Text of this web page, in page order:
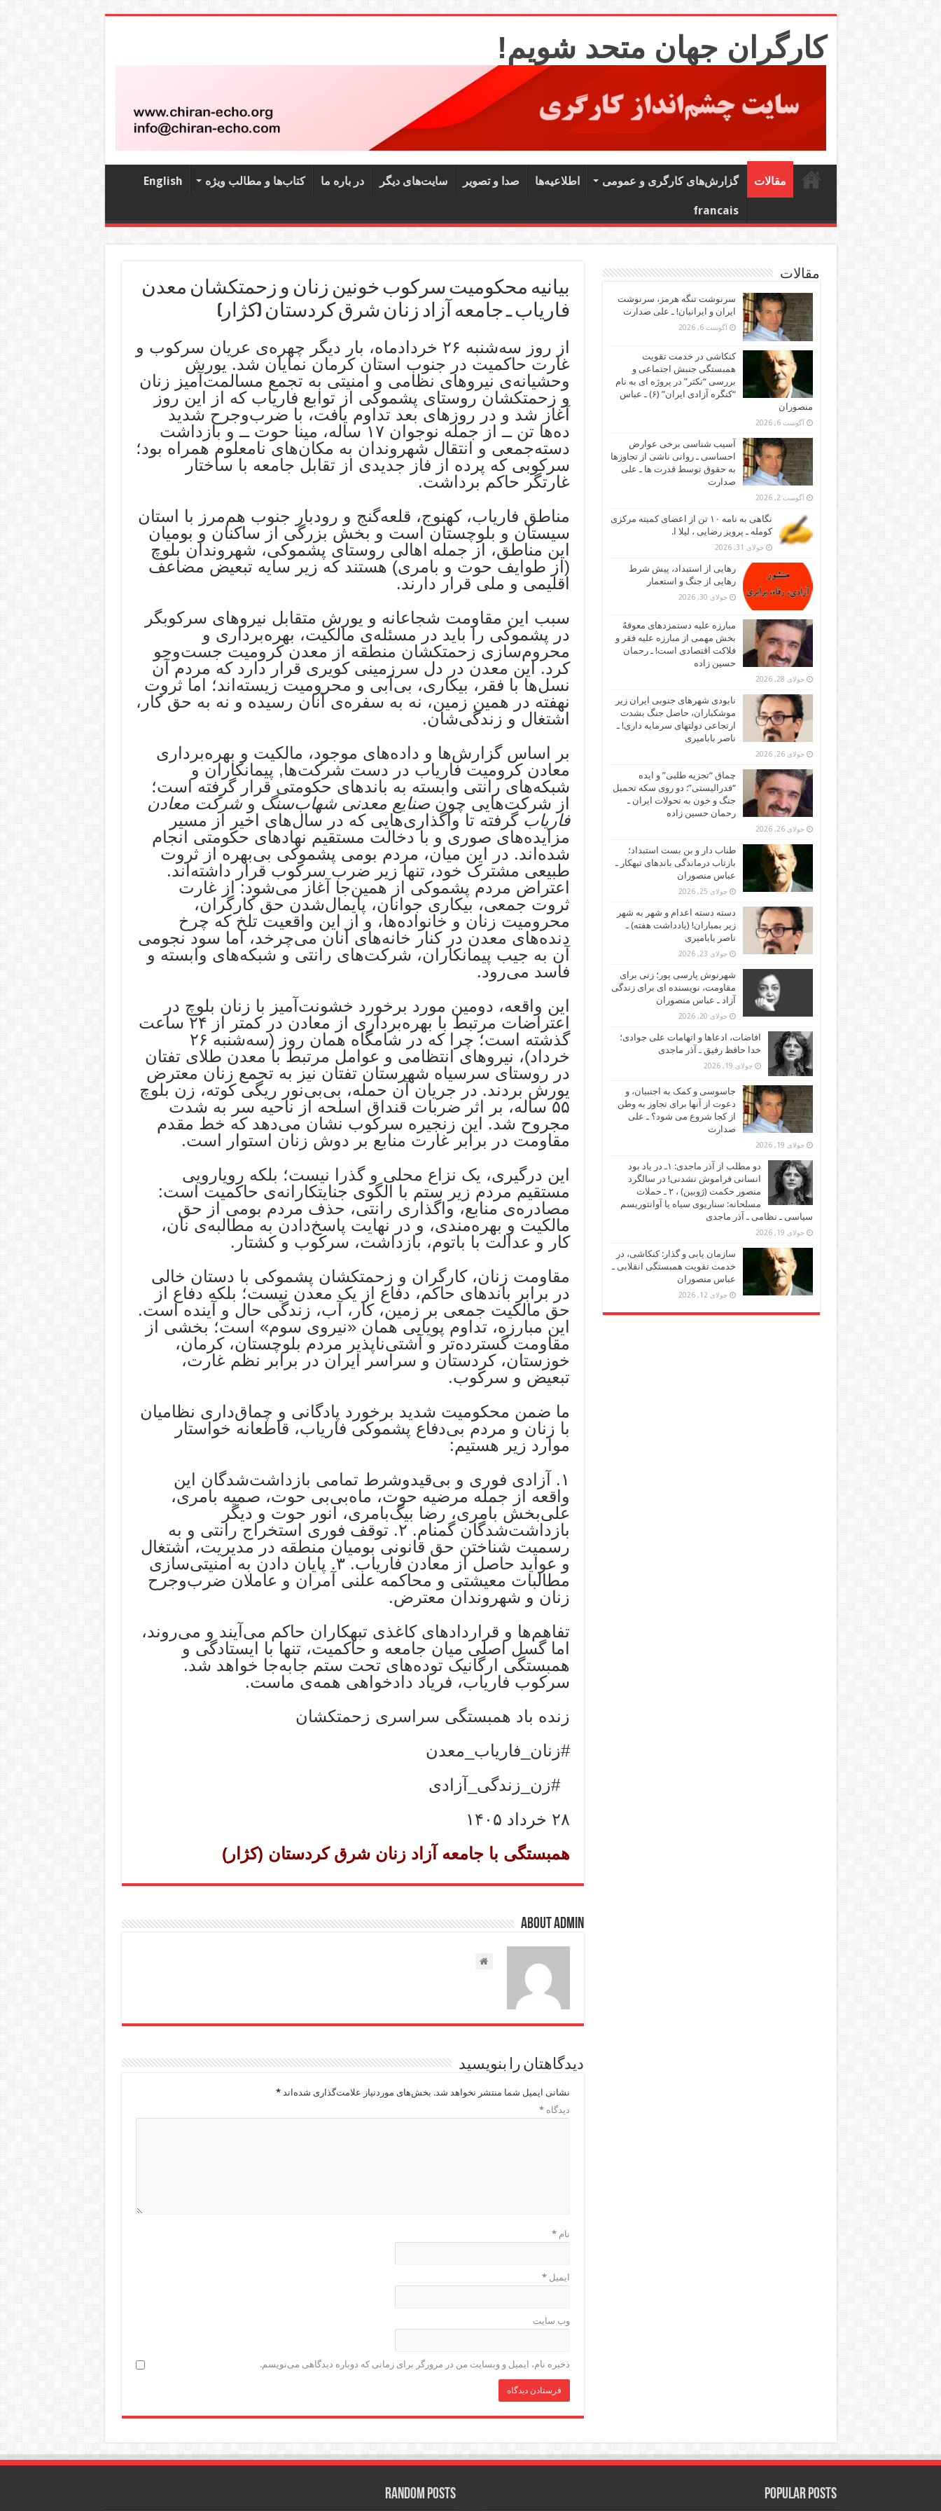
کارگران جهان متحد شویم!
مقالات گزارش‌های کارگری و عمومی اطلاعیه‌ها صدا و تصویر سایت‌های دیگر در باره ما کتاب‌‌ها و مطالب ویژه English
francais
بیانیه محکومیت سرکوب خونین زنان و زحمتکشان معدن
فاریاب ـ جامعه آزاد زنان شرق کردستان (کژار)
از روز سه‌شنبه ۲۶ خردادماه، بار دیگر چهره‌ی عریان سرکوب و
غارت حاکمیت در جنوب استان کرمان نمایان شد. یورش
وحشیانه‌ی نیروهای نظامی و امنیتی به تجمع مسالمت‌آمیز زنان
و زحمتکشان روستای پشموکی از توابع فاریاب که از این روز
آغاز شد و در روزهای بعد تداوم یافت، با ضرب‌وجرح شدید
ده‌ها تن ــ از جمله نوجوان ۱۷ ساله، مینا حوت ــ و بازداشت
دسته‌جمعی و انتقال شهروندان به مکان‌های نامعلوم همراه بود؛
سرکوبی که پرده از فاز جدیدی از تقابل جامعه با ساختار
غارتگر حاکم برداشت.
مناطق فاریاب، کهنوج، قلعه‌گنج و رودبار جنوب هم‌مرز با استان
سیستان و بلوچستان است و بخش بزرگی از ساکنان و بومیان
این مناطق، از جمله اهالی روستای پشموکی، شهروندان بلوچ
(از طوایف حوت و بامری) هستند که زیر سایه تبعیض مضاعف
اقلیمی و ملی قرار دارند.
سبب این مقاومت شجاعانه و یورش متقابل نیروهای سرکوبگر
در پشموکی را باید در مسئله‌ی مالکیت، بهره‌برداری و
محروم‌سازی زحمتکشان منطقه از معدن کرومیت جست‌وجو
کرد. این معدن در دل سرزمینی کویری قرار دارد که مردم آن
نسل‌ها با فقر، بیکاری، بی‌آبی و محرومیت زیسته‌اند؛ اما ثروت
نهفته در همین زمین، نه به سفره‌ی آنان رسیده و نه به حق کار،
اشتغال و زندگی‌شان.
بر اساس گزارش‌ها و داده‌های موجود، مالکیت و بهره‌برداری
معادن کرومیت فاریاب در دست شرکت‌ها, پیمانکاران و
شبکه‌های رانتی وابسته به باندهای حکومتی قرار گرفته است؛
از شرکت‌هایی چونصنایع معدنی شهاب‌سنگ وشرکت معادن
فاریاب گرفته تا واگذاری‌هایی که در سال‌های اخیر از مسیر
مزایده‌های صوری و با دخالت مستقیم نهادهای حکومتی انجام
شده‌اند. در این میان، مردم بومی پشموکی بی‌بهره از ثروت
طبیعی مشترک خود، تنها زیر ضرب سرکوب قرار داشته‌اند.
اعتراض مردم پشموکی از همین‌جا آغاز می‌شود: از غارت
ثروت جمعی، بیکاری جوانان، پایمال‌شدن حق کارگران،
محرومیت زنان و خانواده‌ها، و از این واقعیت تلخ که چرخ
دنده‌های معدن در کنار خانه‌های آنان می‌چرخد، اما سود نجومی
آن به جیب پیمانکاران، شرکت‌های رانتی و شبکه‌های وابسته و
فاسد می‌رود.
این واقعه، دومین مورد برخورد خشونت‌آمیز با زنان بلوچ در
اعتراضات مرتبط با بهره‌برداری از معادن در کمتر از ۲۴ ساعت
گذشته است؛ چرا که در شامگاه همان روز (سه‌شنبه ۲۶
خرداد)، نیروهای انتظامی و عوامل مرتبط با معدن طلای تفتان
در روستای سرسیاه شهرستان تفتان نیز به تجمع زنان معترض
یورش بردند. در جریان آن حمله، بی‌بی‌نور ریگی کوته، زن بلوچ
۵۵ ساله، بر اثر ضربات قنداق اسلحه از ناحیه سر به شدت
مجروح شد. این زنجیره سرکوب نشان می‌دهد که خط مقدم
مقاومت در برابر غارت منابع بر دوش زنان استوار است.
این درگیری، یک نزاع محلی و گذرا نیست؛ بلکه رویارویی
مستقیم مردم زیر ستم با الگوی جنایتکارانه‌ی حاکمیت است:
مصادره‌ی منابع، واگذاری رانتی، حذف مردم بومی از حق
مالکیت و بهره‌مندی، و در نهایت پاسخ‌دادن به مطالبه‌ی نان،
کار و عدالت با باتوم، بازداشت، سرکوب و کشتار.
مقاومت زنان، کارگران و زحمتکشان پشموکی با دستان خالی
در برابر باندهای حاکم، دفاع از یک معدن نیست؛ بلکه دفاع از
حق مالکیت جمعی بر زمین، کار، آب، زندگی حال و آینده است.
این مبارزه، تداوم پویایی همان «نیروی سوم» است؛ بخشی از
مقاومت گسترده‌تر و آشتی‌ناپذیر مردم بلوچستان، کرمان،
خوزستان، کردستان و سراسر ایران در برابر نظم غارت،
تبعیض و سرکوب.
ما ضمن محکومیت شدید برخورد پادگانی و چماق‌داری نظامیان
با زنان و مردم بی‌دفاع پشموکی فاریاب، قاطعانه خواستار
موارد زیر هستیم:
۱. آزادی فوری و بی‌قیدوشرط تمامی بازداشت‌شدگان این
واقعه از جمله مرضیه حوت، ماه‌بی‌بی حوت، صمیه بامری،
علی‌بخش بامری، رضا بیگ‌بامری، انور حوت و دیگر
بازداشت‌شدگان گمنام. ۲. توقف فوری استخراج رانتی و به
رسمیت شناختن حق قانونی بومیان منطقه در مدیریت، اشتغال
و عواید حاصل از معادن فاریاب. ۳. پایان دادن به امنیتی‌سازی
مطالبات معیشتی و محاکمه علنی آمران و عاملان ضرب‌وجرح
زنان و شهروندان معترض.
تفاهم‌ها و قراردادهای کاغذی تبهکاران حاکم می‌آیند و می‌روند،
اما گسل اصلی میان جامعه و حاکمیت، تنها با ایستادگی و
همبستگی ارگانیک توده‌های تحت ستم جابه‌جا خواهد شد.
سرکوب فاریاب، فریاد دادخواهی همه‌ی ماست.
زنده باد همبستگی سراسری زحمتکشان
#زنان_فاریاب_معدن
#زن_زندگی_آزادی
۲۸ خرداد ۱۴۰۵
همبستگی با جامعه‌ آزاد زنان شرق کردستان (کژار)
About admin
دیدگاهتان را بنویسید
نشانی ایمیل شما منتشر نخواهد شد. بخش‌های موردنیاز علامت‌گذاری شده‌اند*
دیدگاه*
نام*
ایمیل*
وب‌ سایت
ذخیره نام، ایمیل و وبسایت من در مرورگر برای زمانی که دوباره دیدگاهی می‌نویسم.
مقالات
سرنوشت تنگه هرمز، سرنوشت
ایران و ایرانیان! ـ علی صدارت
آگوست 6, 2026
کنکاشی در خدمت تقویت
همبستگی جنبش اجتماعی و
بررسی “نکثر” در پروژه ای به نام
“کنگره آزادی ایران” (۶) ـ عباس
منصوران
آگوست 6, 2026
آسیب شناسی برخی عوارض
احساسی ـ روانی ناشی از تجاوزها
به حقوق توسط قدرت ها ـ علی
صدارت
آگوست 2, 2026
نگاهی به نامه ۱۰ تن از اعضای کمیته مرکزی
کومله ـ پرویز رضایی ، لیلا ا.
جولای 31, 2026
رهایی از استبداد، پیش شرط
رهایی از جنگ و استعمار
جولای 30, 2026
مبارزه علیه دستمزدهای معوقهُ
بخش مهمی از مبارزه علیه فقر و
فلاکت اقتصادی است! ـ رحمان
حسین زاده
جولای 28, 2026
نابودی شهرهای جنوبی ایران زیر
موشکباران، حاصل جنگ بشدت
ارتجاعی دولتهای سرمایه داری! ـ
ناصر بابامیری
جولای 26, 2026
چماق “تجزیه طلبی” و ایده
“فدرالیستی”: دو روی سکه تحمیل
جنگ و خون به تحولات ایران ـ
رحمان حسین زاده
جولای 26, 2026
طناب دار و بن بست استبداد؛
بازتاب درماندگی باندهای تبهکار ـ
عباس منصوران
جولای 25, 2026
دسته دسته اعدام و شهر به شهر
زیر بمباران! (یادداشت هفته) ـ
ناصر بابامیری
جولای 23, 2026
شهرنوش پارسی پور؛ زنی برای
مقاومت، نویسنده ای برای زندگی
آزاد ـ عباس منصوران
جولای 20, 2026
افاضات، ادعاها و اتهامات علی جوادی؛
خدا حافظ رفیق ـ آذر ماجدی
جولای 19, 2026
جاسوسی و کمک به اجنبیان، و
دعوت از آنها برای تجاوز به وطن
از کجا شروع می شود؟ ـ علی
صدارت
جولای 19, 2026
دو مطلب از آذر ماجدی: ۱ـ در یاد بود
انسانی فراموش نشدنی! در سالگرد
منصور حکمت (ژوبین) ، ۲ ـ حملات
مسلحانه: سناریوی سیاه یا آوانتوریسم
سیاسی ـ نظامی ـ آذر ماجدی
جولای 19, 2026
سازمان یابی و گذار: کنکاشی، در
خدمت تقویت همبستگی انقلابی ـ
عباس منصوران
جولای 12, 2026
Popular Posts
Random Posts